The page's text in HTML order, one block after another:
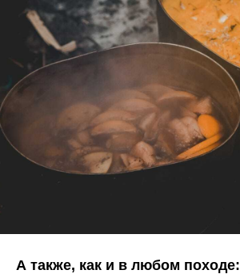
А также, как и в любом походе: